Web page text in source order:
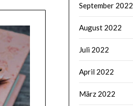
September 2022
August 2022
Juli 2022
April 2022
März 2022